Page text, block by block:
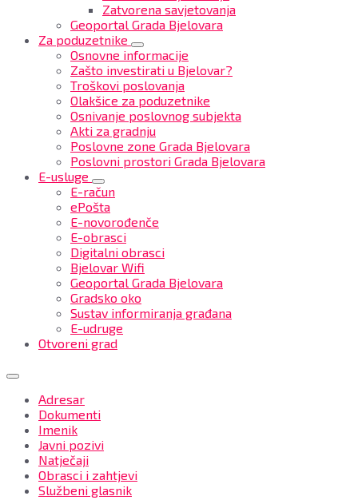
Zatvorena savjetovanja
Geoportal Grada Bjelovara
Za poduzetnike
Osnovne informacije
Zašto investirati u Bjelovar?
Troškovi poslovanja
Olakšice za poduzetnike
Osnivanje poslovnog subjekta
Akti za gradnju
Poslovne zone Grada Bjelovara
Poslovni prostori Grada Bjelovara
E-usluge
E-račun
ePošta
E-novorođenče
E-obrasci
Digitalni obrasci
Bjelovar Wifi
Geoportal Grada Bjelovara
Gradsko oko
Sustav informiranja građana
E-udruge
Otvoreni grad
Adresar
Dokumenti
Imenik
Javni pozivi
Natječaji
Obrasci i zahtjevi
Službeni glasnik